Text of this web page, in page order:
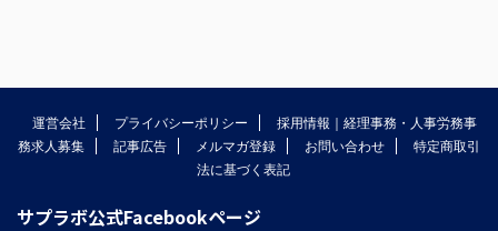
運営会社 プライバシーポリシー
採用情報｜経理事務・人事労務事
務求人募集
記事広告 メルマガ登録 お問い合わせ
特定商取引
法に基づく表記
サプラボ公式Facebookページ